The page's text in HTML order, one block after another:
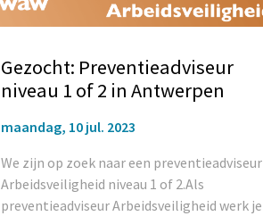
Gezocht: Preventieadviseur
niveau 1 of 2 in Antwerpen
maandag, 10 jul. 2023
We zijn op zoek naar een preventieadviseur
Arbeidsveiligheid niveau 1 of 2.Als
preventieadviseur Arbeidsveiligheid werk je